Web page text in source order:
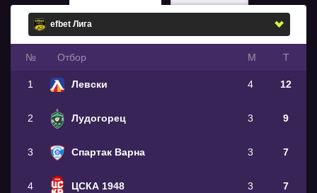
№ Oтбор М Т
1 Левски 4 12
2 Лудогорец 3 9
3 Спартак Варна 3 7
4 ЦСКА 1948 3 7